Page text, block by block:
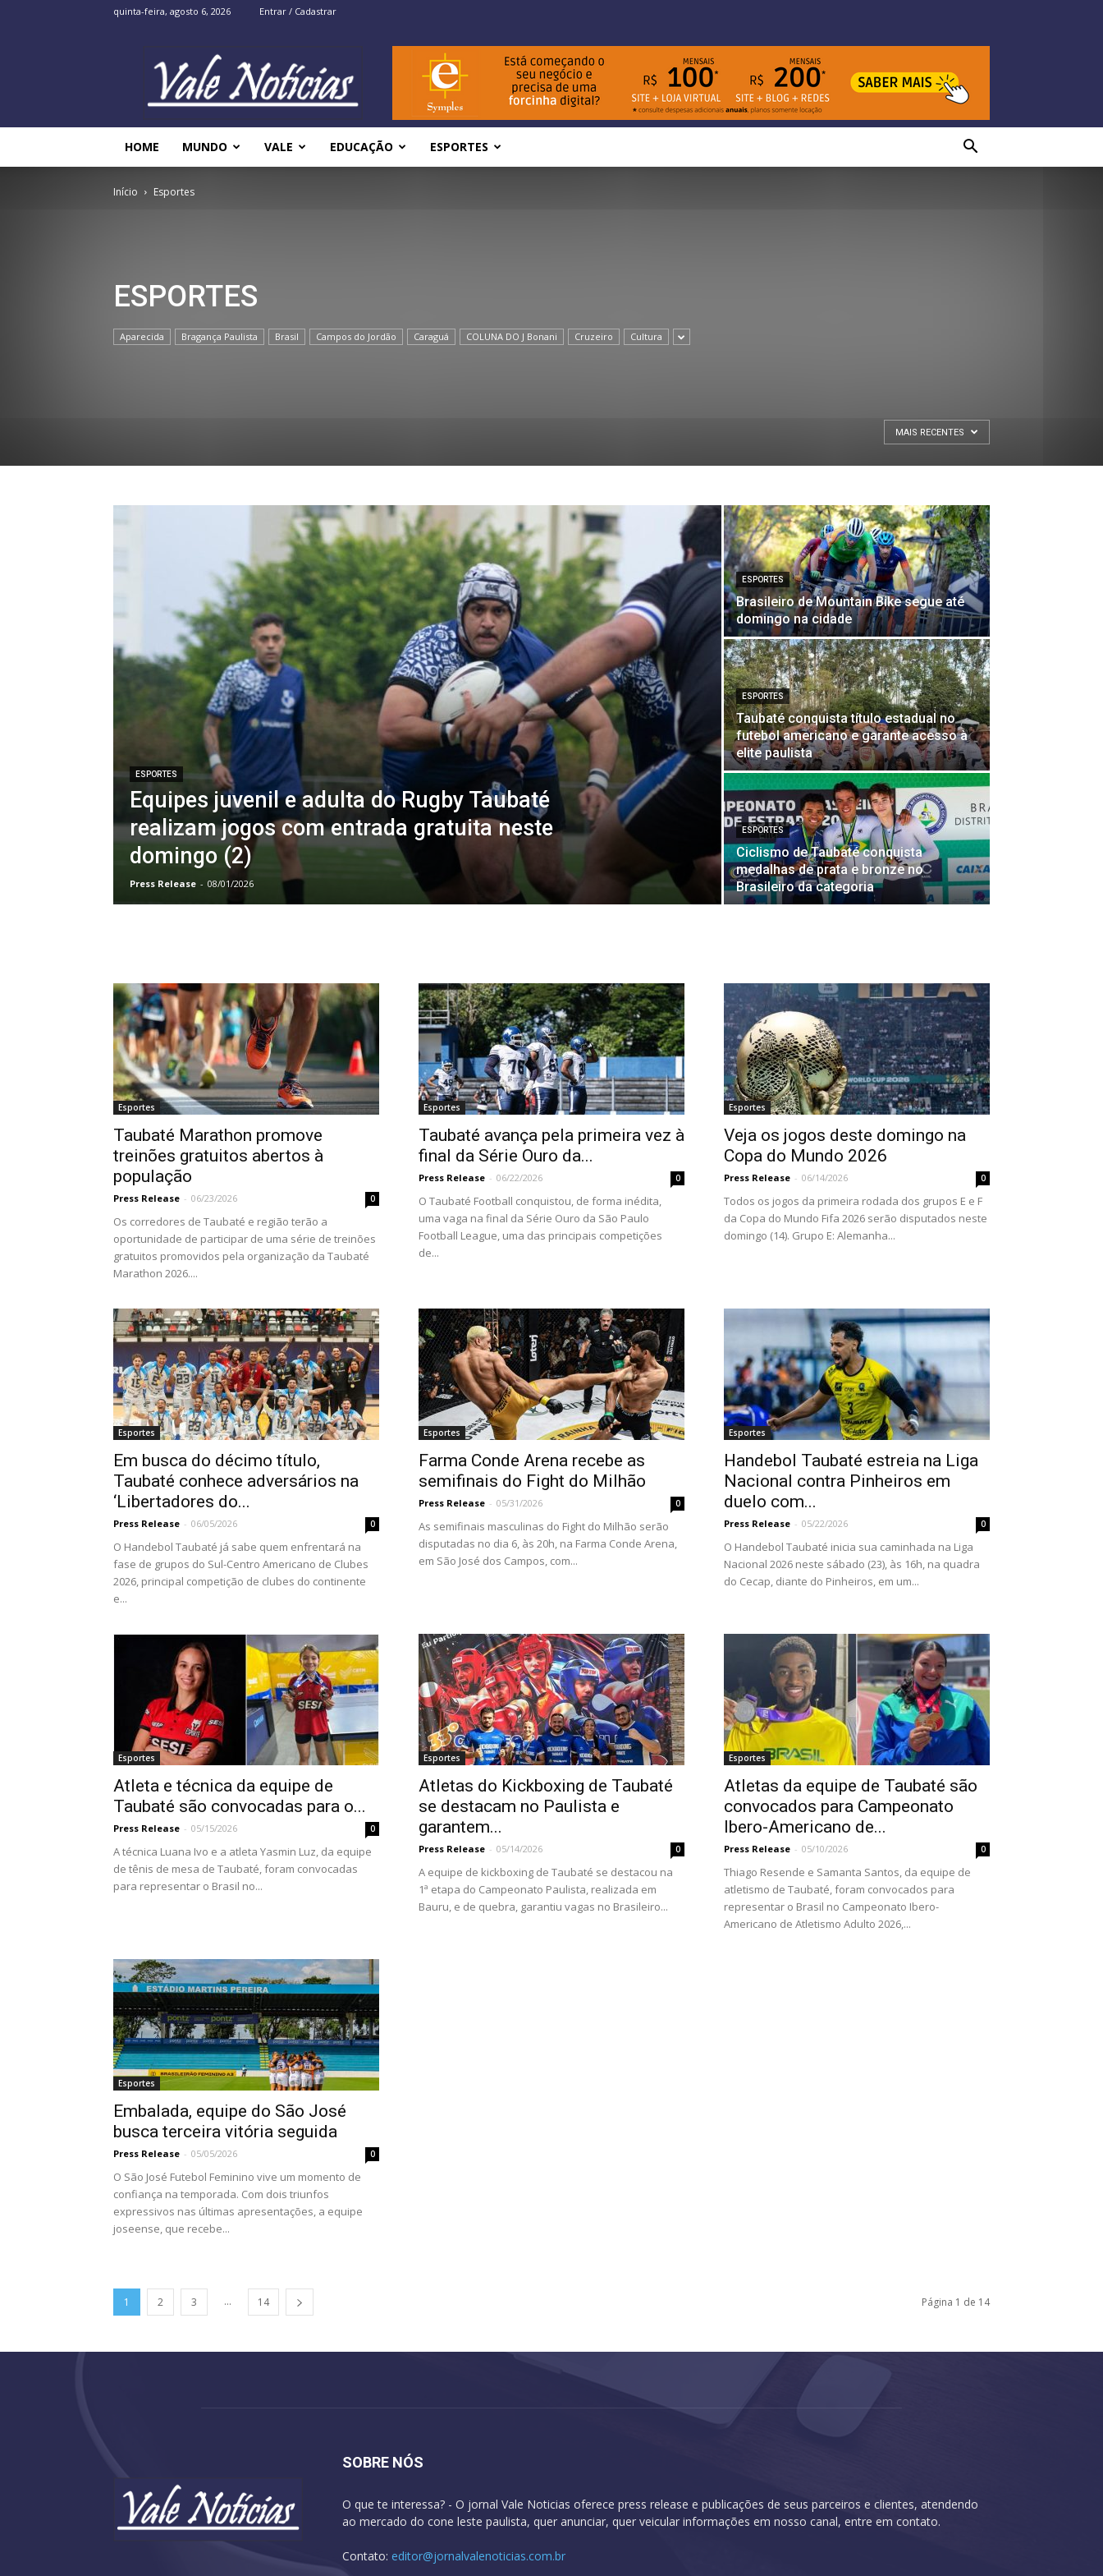
quinta-feira, agosto 6, 2026 Entrar / Cadastrar
Noticias
HOME MUNDO VALE EDUCAÇÃO ESPORTES
Início Esportes
ESPORTES
Aparecida Bragança Paulista Brasil Campos do Jordão Caraguá COLUNA DO J Bonani Cruzeiro Cultura
MAIS RECENTES
ESPORTES
Equipes juvenil e adulta do Rugby Taubaté
realizam jogos com entrada gratuita neste
domingo (2)
Press Release - 08/01/2026
ESPORTES
Brasileiro de Mountain Bike segue até
domingo na cidade
ESPORTES
Taubaté conquista título estadual no
futebol americano e garante acesso à
elite paulista
ESPORTES
Ciclismo de Taubaté conquista
medalhas de prata e bronze no
Brasileiro da categoria
Esportes
Taubaté Marathon promove
treinões gratuitos abertos à
população
Press Release - 06/23/2026 0
Os corredores de Taubaté e região terão a
oportunidade de participar de uma série de treinões
gratuitos promovidos pela organização da Taubaté
Marathon 2026....
Esportes
Taubaté avança pela primeira vez à
final da Série Ouro da...
Press Release - 06/22/2026 0
O Taubaté Football conquistou, de forma inédita,
uma vaga na final da Série Ouro da São Paulo
Football League, uma das principais competições
de...
Esportes
Veja os jogos deste domingo na
Copa do Mundo 2026
Press Release - 06/14/2026 0
Todos os jogos da primeira rodada dos grupos E e F
da Copa do Mundo Fifa 2026 serão disputados neste
domingo (14). Grupo E: Alemanha...
Esportes
Em busca do décimo título,
Taubaté conhece adversários na
‘Libertadores do...
Press Release - 06/05/2026 0
O Handebol Taubaté já sabe quem enfrentará na
fase de grupos do Sul-Centro Americano de Clubes
2026, principal competição de clubes do continente
e...
Esportes
Farma Conde Arena recebe as
semifinais do Fight do Milhão
Press Release - 05/31/2026 0
As semifinais masculinas do Fight do Milhão serão
disputadas no dia 6, às 20h, na Farma Conde Arena,
em São José dos Campos, com...
Esportes
Handebol Taubaté estreia na Liga
Nacional contra Pinheiros em
duelo com...
Press Release - 05/22/2026 0
O Handebol Taubaté inicia sua caminhada na Liga
Nacional 2026 neste sábado (23), às 16h, na quadra
do Cecap, diante do Pinheiros, em um...
Esportes
Atleta e técnica da equipe de
Taubaté são convocadas para o...
Press Release - 05/15/2026 0
A técnica Luana Ivo e a atleta Yasmin Luz, da equipe
de tênis de mesa de Taubaté, foram convocadas
para representar o Brasil no...
Esportes
Atletas do Kickboxing de Taubaté
se destacam no Paulista e
garantem...
Press Release - 05/14/2026 0
A equipe de kickboxing de Taubaté se destacou na
1ª etapa do Campeonato Paulista, realizada em
Bauru, e de quebra, garantiu vagas no Brasileiro...
Esportes
Atletas da equipe de Taubaté são
convocados para Campeonato
Ibero-Americano de...
Press Release - 05/10/2026 0
Thiago Resende e Samanta Santos, da equipe de
atletismo de Taubaté, foram convocados para
representar o Brasil no Campeonato Ibero-
Americano de Atletismo Adulto 2026,...
Esportes
Embalada, equipe do São José
busca terceira vitória seguida
Press Release - 05/05/2026 0
O São José Futebol Feminino vive um momento de
confiança na temporada. Com dois triunfos
expressivos nas últimas apresentações, a equipe
joseense, que recebe...
1 2 3 ... 14 Página 1 de 14
SOBRE NÓS
O que te interessa? - O jornal Vale Noticias oferece press release e publicações de seus parceiros e clientes, atendendo
ao mercado do cone leste paulista, quer anunciar, quer veicular informações em nosso canal, entre em contato.
Contato: editor@jornalvalenoticias.com.br